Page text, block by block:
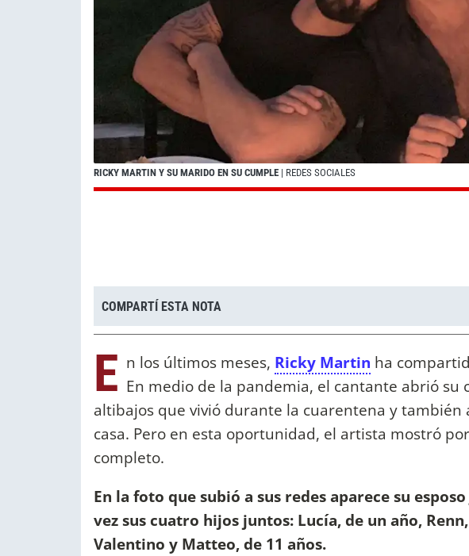
RICKY MARTIN Y SU MARIDO EN SU CUMPLE | REDES SOCIALES
COMPARTÍ ESTA NOTA
E n los últimos meses, Ricky Martin ha
En medio de la pandemia, el cantante abrió su
altibajos que vivió durante la cuarentena y también
casa. Pero en esta oportunidad, el artista mostró
completo.
En la foto que subió a sus redes aparece su
vez sus cuatro hijos juntos: Lucía, de un año,
Valentino y Matteo, de 11 años.